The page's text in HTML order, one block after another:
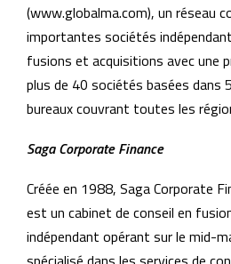
(www.globalma.com), un réseau
importantes sociétés
fusions et acquisitions avec une
plus de 40 sociétés basées dans
bureaux couvrant toutes les
Saga Corporate Finance
Créée en 1988, Saga Corporate
est un cabinet de conseil en
indépendant opérant sur le mid-